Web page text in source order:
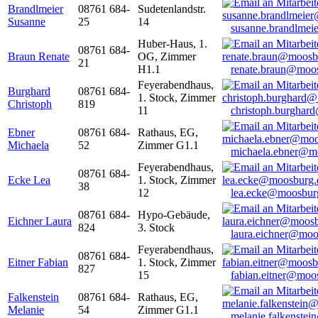
Brandlmeier
Susanne
08761 684-
25
Sudetenlandstr.
14
Braun Renate
08761 684-
21
Huber-Haus, 1.
OG, Zimmer
H1.1
Burghard
Christoph
08761 684-
819
Feyerabendhaus,
1. Stock, Zimmer
11
Ebner
Michaela
08761 684-
52
Rathaus, EG,
Zimmer G1.1
Ecke Lea
08761 684-
38
Feyerabendhaus,
1. Stock, Zimmer
12
Eichner Laura
08761 684-
824
Hypo-Gebäude,
3. Stock
Eitner Fabian
08761 684-
827
Feyerabendhaus,
1. Stock, Zimmer
15
Falkenstein
Melanie
08761 684-
54
Rathaus, EG,
Zimmer G1.1